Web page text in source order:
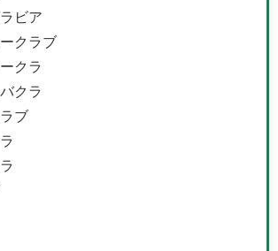
ビア
クラブ
クラ
クラ
ブ